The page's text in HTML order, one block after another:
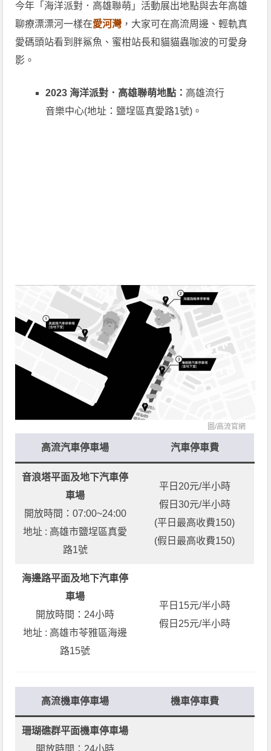
今年「海洋派對．高雄聯萌」活動展出地點與去年高雄
聊療漂漂河一樣在愛河灣 ，大家可在高流周邊、輕軌真
愛碼頭站看到胖鯊魚、蜜柑站長和貓貓蟲咖波的可愛身
影。
2023 海洋派對．高雄聯萌地點： 高雄流行
音樂中心(地址：鹽埕區真愛路1號)。
圖/高流官網
高流汽車停車場 汽車停車費
音浪塔平面及地下汽車停
車場
開放時間：07:00~24:00
地址 : 高雄市鹽埕區真愛
路1號
平日20元/半小時
假日30元/半小時
(平日最高收費150)
(假日最高收費150)
海邊路平面及地下汽車停
車場
開放時間：24小時
地址 : 高雄市苓雅區海邊
路15號
平日15元/半小時
假日25元/半小時
高流機車停車場 機車停車費
珊瑚礁群平面機車停車場